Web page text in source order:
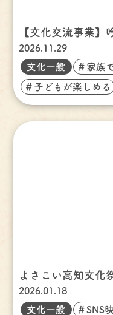
【文化交流事業】
2026.11.29
文化一般 ＃家族
＃子どもが楽しめる
よさこい高知文化
2026.01.18
文化一般 ＃SNS